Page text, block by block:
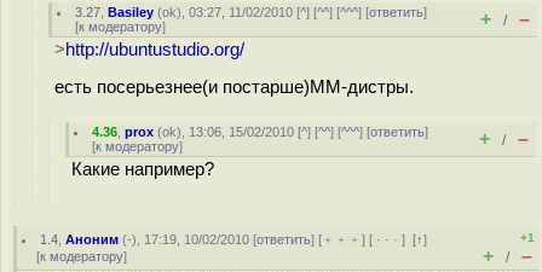
3.27 ,Basiley (ok), 03:27, 11/02/2010 [^] [^^] [^^^] [ответить]
[к модератору] + / –
>http://ubuntustudio.org/
есть посерьезнее(и постарше)MM-дистры.
4.36 ,prox (ok), 13:06, 15/02/2010 [^] [^^] [^^^] [ответить]
[к модератору] + / –
Какие например?
1.4 ,Аноним (-), 17:19, 10/02/2010 [ответить] [ ﹢﹢﹢] [ · · ·][↑]
[к модератору]
+1
+ / –